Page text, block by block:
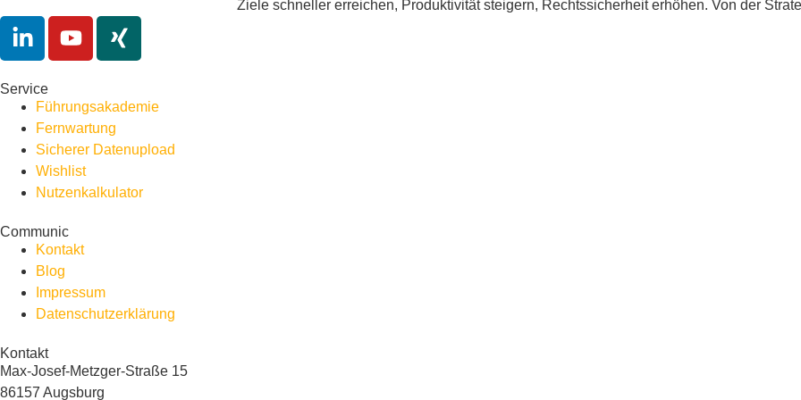
Ziele schneller erreichen, Produktivität steigern, Rechtssicherheit erhöhen. Von der
Service
Führungsakademie
Fernwartung
Sicherer Datenupload
Wishlist
Nutzenkalkulator
Communic
Kontakt
Blog
Impressum
Datenschutzerklärung
Kontakt
Max-Josef-Metzger-Straße 15
86157 Augsburg